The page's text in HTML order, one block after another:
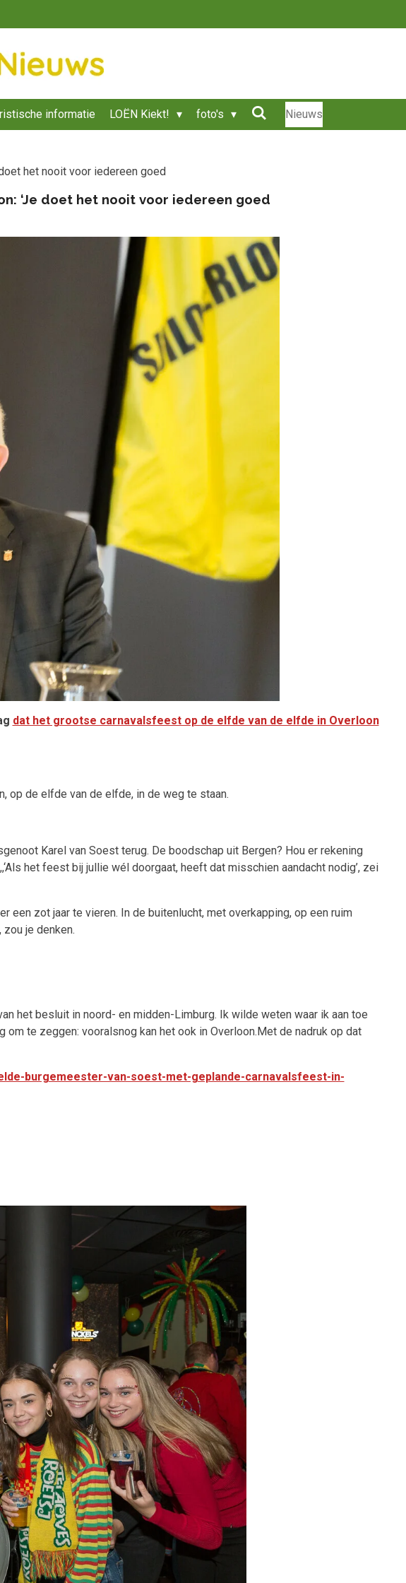
informatie LOËN Kiekt! foto's Nieuws
het nooit voor iedereen goed
‘Je doet het nooit voor iedereen goed
dat het grootse carnavalsfeest op de elfde van de elfde in Overloon
op de elfde van de elfde, in de weg te staan.
Karel van Soest terug. De boodschap uit Bergen? Hou er rekening
het feest bij jullie wél doorgaat, heeft dat misschien aandacht nodig’, zei
een zot jaar te vieren. In de buitenlucht, met overkapping, op een ruim
je denken.
het besluit in noord- en midden-Limburg. Ik wilde weten waar ik aan toe
te zeggen: vooralsnog kan het ook in Overloon.Met de nadruk op dat
burgemeester-van-soest-met-geplande-carnavalsfeest-in-